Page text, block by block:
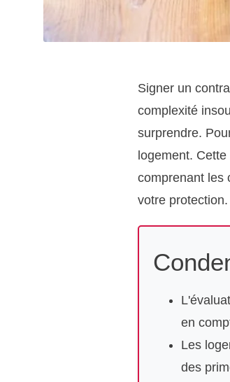
Signer un
complexité
surprendre.
logement.
comprenant les
votre protection.
en
Les
des